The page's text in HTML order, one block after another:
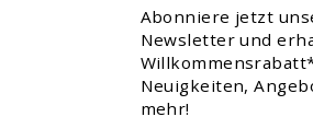
Abonniere jetzt
Newsletter und
Neuigkeiten,
mehr!